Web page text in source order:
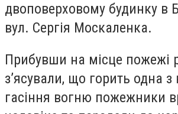
двоповерховому будинку в
вул. Сергія Москаленка.
Прибувши на місце пожежі
з’ясували, що горить одна з
гасіння вогню пожежники